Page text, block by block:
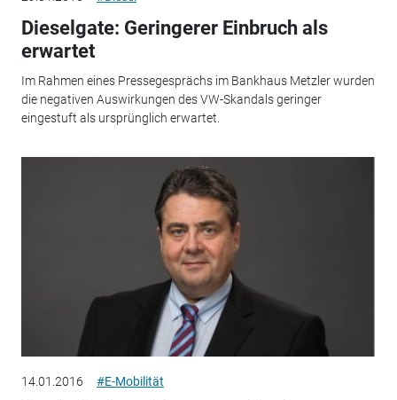
Dieselgate: Geringerer Einbruch als
erwartet
Im Rahmen eines Pressegesprächs im Bankhaus Metzler wurden
die negativen Auswirkungen des VW-Skandals geringer
eingestuft als ursprünglich erwartet.
14.01.2016 #E-Mobilität